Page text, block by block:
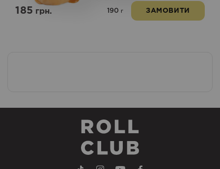
185грн. 190 г ЗАМОВИТИ